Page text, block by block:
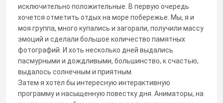
исключительно положительные. В первую очередь
хочется отметить отдых на море побережье. Мы, я и
моя группа, много купались и загорали, получили массу
эмоций и сделали большое количество памятных
фотографий. И хоть несколько дней выдались
пасмурными и дождливыми, большинство, к счастью,
выдалось солнечным и приятным.
Затем я хотел бы интересную интерактивную
программу и насыщенную повестку дня. Аниматоры, на